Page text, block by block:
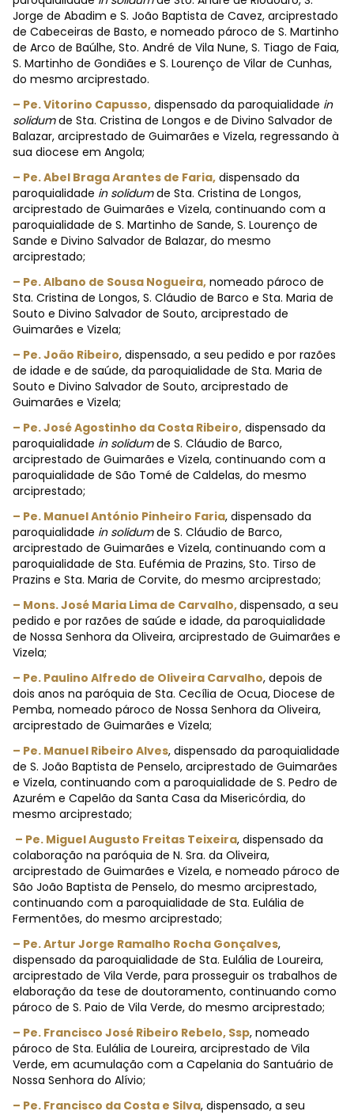
Jorge de Abadim e S. João Baptista de Cavez, arciprestado
de Cabeceiras de Basto, e nomeado pároco de S. Martinho
de Arco de Baúlhe, Sto. André de Vila Nune, S. Tiago de Faia,
S. Martinho de Gondiães e S. Lourenço de Vilar de Cunhas,
do mesmo arciprestado.
– Pe. Vitorino Capusso, dispensado da paroquialidade in
solidumde Sta. Cristina de Longos e de Divino Salvador de
Balazar, arciprestado de Guimarães e Vizela, regressando à
sua diocese em Angola;
– Pe. Abel Braga Arantes de Faria, dispensado da
paroquialidade in solidumde Sta. Cristina de Longos,
arciprestado de Guimarães e Vizela, continuando com a
paroquialidade de S. Martinho de Sande, S. Lourenço de
Sande e Divino Salvador de Balazar, do mesmo
arciprestado;
– Pe. Albano de Sousa Nogueira, nomeado pároco de
Sta. Cristina de Longos, S. Cláudio de Barco e Sta. Maria de
Souto e Divino Salvador de Souto, arciprestado de
Guimarães e Vizela;
– Pe. João Ribeiro, dispensado, a seu pedido e por razões
de idade e de saúde, da paroquialidade de Sta. Maria de
Souto e Divino Salvador de Souto, arciprestado de
Guimarães e Vizela;
– Pe. José Agostinho da Costa Ribeiro, dispensado da
paroquialidade in solidumde S. Cláudio de Barco,
arciprestado de Guimarães e Vizela, continuando com a
paroquialidade de São Tomé de Caldelas, do mesmo
arciprestado;
– Pe. Manuel António Pinheiro Faria, dispensado da
paroquialidade in solidumde S. Cláudio de Barco,
arciprestado de Guimarães e Vizela, continuando com a
paroquialidade de Sta. Eufémia de Prazins, Sto. Tirso de
Prazins e Sta. Maria de Corvite, do mesmo arciprestado;
– Mons. José Maria Lima de Carvalho,dispensado, a seu
pedido e por razões de saúde e idade, da paroquialidade
de Nossa Senhora da Oliveira, arciprestado de Guimarães e
Vizela;
– Pe. Paulino Alfredo de Oliveira Carvalho, depois de
dois anos na paróquia de Sta. Cecília de Ocua, Diocese de
Pemba, nomeado pároco de Nossa Senhora da Oliveira,
arciprestado de Guimarães e Vizela;
– Pe. Manuel Ribeiro Alves, dispensado da paroquialidade
de S. João Baptista de Penselo, arciprestado de Guimarães
e Vizela, continuando com a paroquialidade de S. Pedro de
Azurém e Capelão da Santa Casa da Misericórdia, do
mesmo arciprestado;
– Pe. Miguel Augusto Freitas Teixeira, dispensado da
colaboração na paróquia de N. Sra. da Oliveira,
arciprestado de Guimarães e Vizela, e nomeado pároco de
São João Baptista de Penselo, do mesmo arciprestado,
continuando com a paroquialidade de Sta. Eulália de
Fermentões, do mesmo arciprestado;
– Pe. Artur Jorge Ramalho Rocha Gonçalves,
dispensado da paroquialidade de Sta. Eulália de Loureira,
arciprestado de Vila Verde, para prosseguir os trabalhos de
elaboração da tese de doutoramento, continuando como
pároco de S. Paio de Vila Verde, do mesmo arciprestado;
– Pe. Francisco José Ribeiro Rebelo, Ssp, nomeado
pároco de Sta. Eulália de Loureira, arciprestado de Vila
Verde, em acumulação com a Capelania do Santuário de
Nossa Senhora do Alívio;
– Pe. Francisco da Costa e Silva, dispensado, a seu